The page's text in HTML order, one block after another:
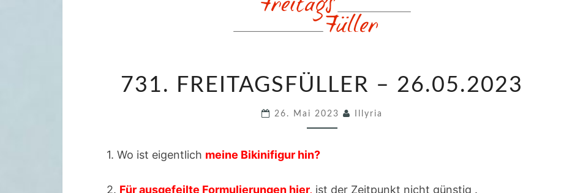
3
731. FREITAGSFÜLLER – 26.05.2023
26. Mai 2023 Illyria
1. Wo ist eigentlich meine Bikinifigur hin?
2. Für ausgefeilte Formulierungen hier, ist der Zeitpunkt nicht günstig .